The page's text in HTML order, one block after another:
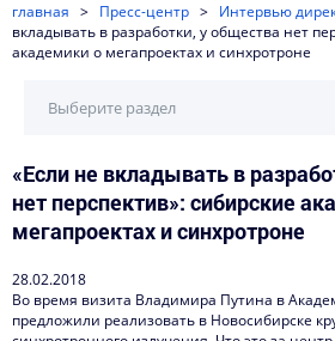
главная > Пресс-центр > Интервью
вкладывать в разработки, у общества нет
академики о мегапроектах и синхротроне
Научные установки
События
Наука в деталях
Выберите раздел
«Если не вкладывать в
нет перспектив»: сибирские
мегапроектах и синхротроне
28.02.2018
Во время визита Владимира Путина в
предложили реализовать в Новосибирске